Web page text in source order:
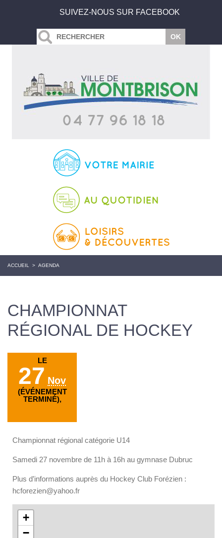
SUIVEZ-NOUS SUR FACEBOOK
ACCUEIL > AGENDA
CHAMPIONNAT
RÉGIONAL DE HOCKEY
LE
27 Nov
(ÉVÉNEMENT
TERMINÉ),
Championnat régional catégorie U14
Samedi 27 novembre de 11h à 16h au gymnase Dubruc
Plus d’informations auprès du Hockey Club Forézien :
hcforezien@yahoo.fr
+
−